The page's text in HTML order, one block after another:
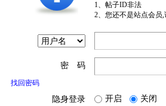
1、帖子ID非法
2、您还不是站点会员
密 码
找回密码
隐身登录 开启 关闭